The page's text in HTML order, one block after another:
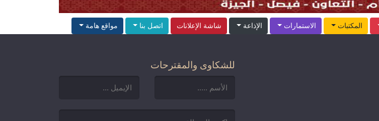
المكتبات الاستمارات الإذاعة شاشة الإعلانات اتصل بنا مواقع هامة
للشكاوى والمقترحات